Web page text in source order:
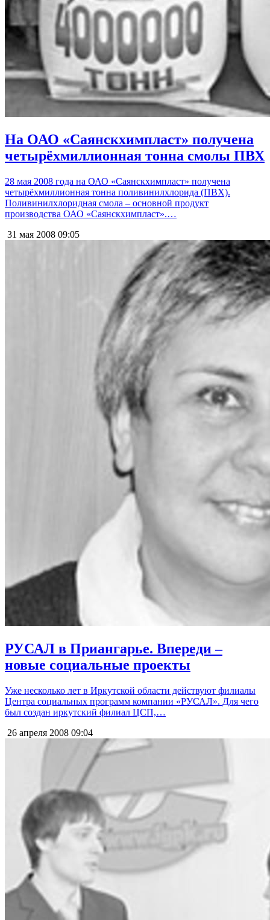
На ОАО «Саянскхимпласт» получена
четырёхмиллионная тонна смолы ПВХ
28 мая 2008 года на ОАО «Саянскхимпласт» получена
четырёхмиллионная тонна поливинилхлорида (ПВХ).
Поливинилхлоридная смола – основной продукт
производства ОАО «Саянскхимпласт».…
31 мая 2008 09:05
РУСАЛ в Приангарье. Впереди –
новые социальные проекты
Уже несколько лет в Иркутской области действуют филиалы
Центра социальных программ компании «РУСАЛ». Для чего
был создан иркутский филиал ЦСП,…
26 апреля 2008 09:04